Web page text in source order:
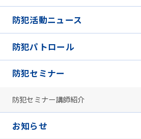
防犯活動ニュース
防犯パトロール
防犯セミナー
防犯セミナー講師紹介
お知らせ